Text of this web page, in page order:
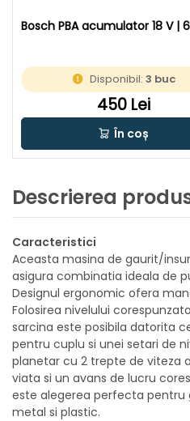
Bosch PBA acumulator 18 V |
Disponibil:3 buc
450 Lei
În coș
Descrierea
Caracteristici
Aceasta masina de gaurit/
asigura combinatia ideala de
Designul ergonomic ofera
Folosirea nivelului
sarcina este posibila datorita
pentru cuplu si unei setari de
planetar cu 2 trepte de viteza
viata si un avans de lucru
este alegerea perfecta pentru
metal si plastic.